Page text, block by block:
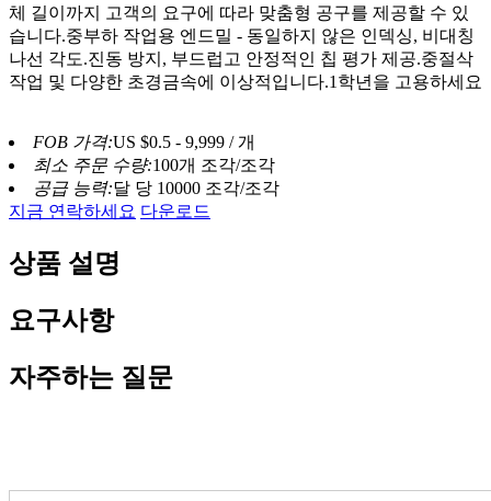
체 길이까지 고객의 요구에 따라 맞춤형 공구를 제공할 수 있
습니다.중부하 작업용 엔드밀 - 동일하지 않은 인덱싱, 비대칭
나선 각도.진동 방지, 부드럽고 안정적인 칩 평가 제공.중절삭
작업 및 다양한 초경금속에 이상적입니다.1학년을 고용하세요
FOB 가격:US $0.5 - 9,999 / 개
최소 주문 수량:100개 조각/조각
공급 능력:달 당 10000 조각/조각
지금 연락하세요 다운로드
상품 설명
요구사항
자주하는 질문